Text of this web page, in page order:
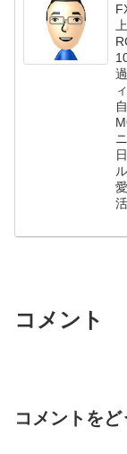
コメント
コメントをど